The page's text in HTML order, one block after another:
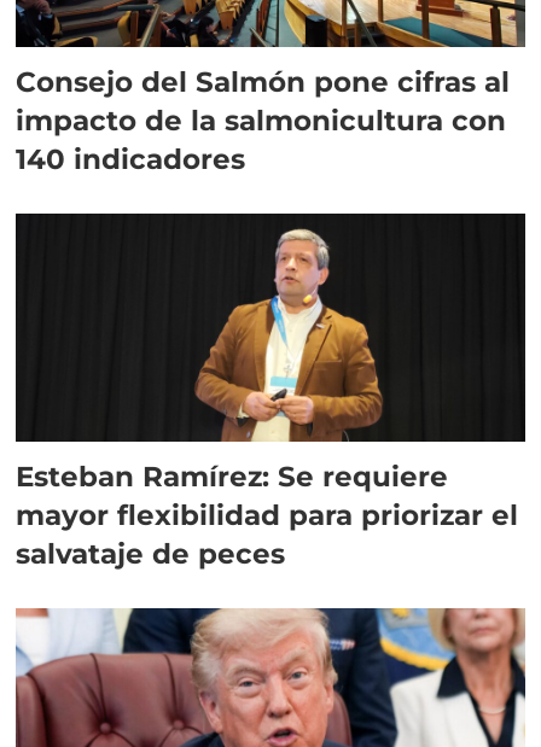
Consejo del Salmón pone cifras al
impacto de la salmonicultura con
140 indicadores
Esteban Ramírez: Se requiere
mayor flexibilidad para priorizar el
salvataje de peces